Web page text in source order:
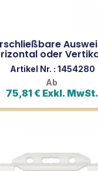
oder
Artikel Nr. : 1454280
Ab
75,81 € Exkl. MwSt.
Zum Produkt
In den Warenkorb
– Horizontal...